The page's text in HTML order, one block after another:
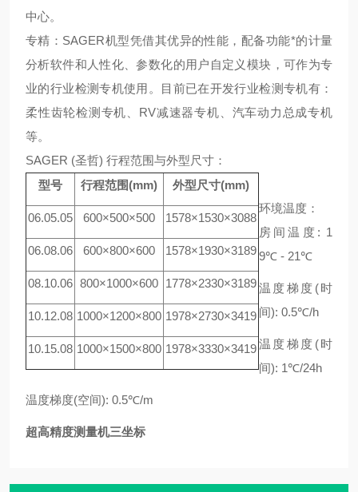
中心。
专精：SAGER机型凭借其优异的性能，配备功能*的计量
分析软件和人性化、参数化的用户自定义模块，可作为专
业的行业检测专机使用。目前已在开发行业检测专机有：
柔性齿轮检测专机、RV减速器专机、汽车动力总成专机
等。
SAGER (圣哲) 行程范围与外型尺寸：
型号
行程范围(mm) 外型尺寸(mm)
06.05.05 600×500×500 1578×1530×3088
06.08.06 600×800×600 1578×1930×3189
08.10.06 800×1000×600 1778×2330×3189
10.12.08 1000×1200×800 1978×2730×3419
10.15.08 1000×1500×800 1978×3330×3419
环境温度：
房间温度 : 1
9℃ - 21℃
温度梯度 (时
间): 0.5℃/h
温度梯度 (时
间): 1℃/24h
温度梯度(空间): 0.5℃/m
超高精度测量机三坐标